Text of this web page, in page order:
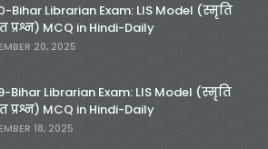
Bihar Librarian Exam: LIS Model (स्मृति
प्रश्न) MCQ in Hindi-Daily
20, 2025
Bihar Librarian Exam: LIS Model (स्मृति
प्रश्न) MCQ in Hindi-Daily
18, 2025